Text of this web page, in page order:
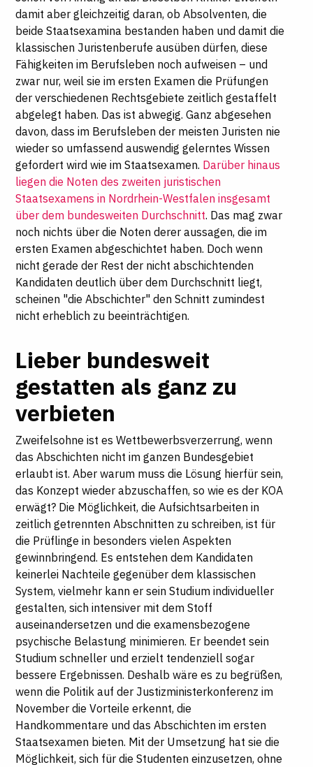
damit aber gleichzeitig daran, ob Absolventen, die
beide Staatsexamina bestanden haben und damit die
klassischen Juristenberufe ausüben dürfen, diese
Fähigkeiten im Berufsleben noch aufweisen – und
zwar nur, weil sie im ersten Examen die Prüfungen
der verschiedenen Rechtsgebiete zeitlich gestaffelt
abgelegt haben. Das ist abwegig. Ganz abgesehen
davon, dass im Berufsleben der meisten Juristen nie
wieder so umfassend auswendig gelerntes Wissen
gefordert wird wie im Staatsexamen. Darüber hinaus
liegen die Noten des zweiten juristischen
Staatsexamens in Nordrhein-Westfalen insgesamt
über dem bundesweiten Durchschnitt. Das mag zwar
noch nichts über die Noten derer aussagen, die im
ersten Examen abgeschichtet haben. Doch wenn
nicht gerade der Rest der nicht abschichtenden
Kandidaten deutlich über dem Durchschnitt liegt,
scheinen "die Abschichter" den Schnitt zumindest
nicht erheblich zu beeinträchtigen.
Lieber bundesweit
gestatten als ganz zu
verbieten
Zweifelsohne ist es Wettbewerbsverzerrung, wenn
das Abschichten nicht im ganzen Bundesgebiet
erlaubt ist. Aber warum muss die Lösung hierfür sein,
das Konzept wieder abzuschaffen, so wie es der KOA
erwägt? Die Möglichkeit, die Aufsichtsarbeiten in
zeitlich getrennten Abschnitten zu schreiben, ist für
die Prüflinge in besonders vielen Aspekten
gewinnbringend. Es entstehen dem Kandidaten
keinerlei Nachteile gegenüber dem klassischen
System, vielmehr kann er sein Studium individueller
gestalten, sich intensiver mit dem Stoff
auseinandersetzen und die examensbezogene
psychische Belastung minimieren. Er beendet sein
Studium schneller und erzielt tendenziell sogar
bessere Ergebnissen. Deshalb wäre es zu begrüßen,
wenn die Politik auf der Justizministerkonferenz im
November die Vorteile erkennt, die
Handkommentare und das Abschichten im ersten
Staatsexamen bieten. Mit der Umsetzung hat sie die
Möglichkeit, sich für die Studenten einzusetzen, ohne